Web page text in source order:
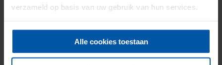
verzameld op basis van uw gebruik van hun services.
Alle cookies toestaan
Onderlinge Brandverzekering Steenwijkerwold
8341 PA Steenwijkerwold
info@onderlinge-steenwijkerwold.nl